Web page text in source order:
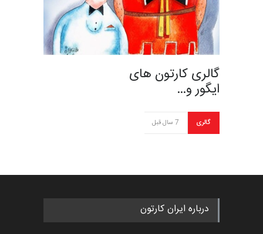
گالری کارتون های
ایگور و…
گالری 7 سال قبل
درباره ایران کارتون